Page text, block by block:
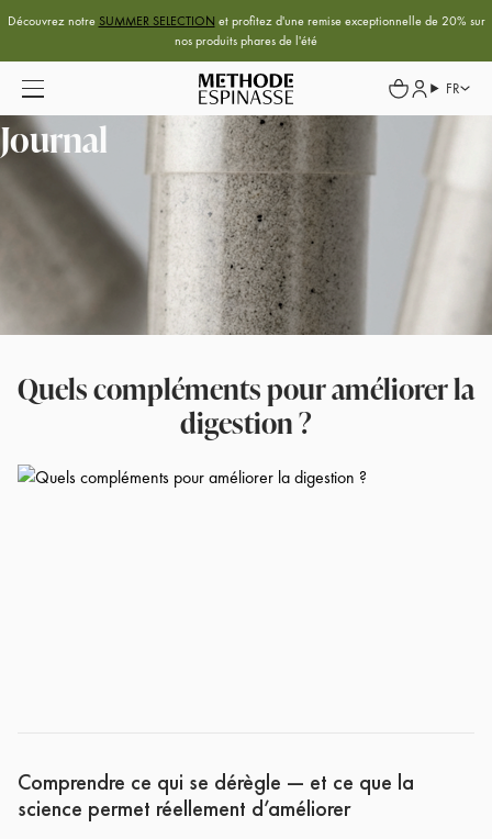
Découvrez notre SUMMER SELECTION et profitez d'une remise exceptionnelle de 20% sur
nos produits phares de l'été
FR
Journal
Quels compléments pour améliorer la
digestion ?
Comprendre ce qui se dérègle — et ce que la
science permet réellement d’améliorer